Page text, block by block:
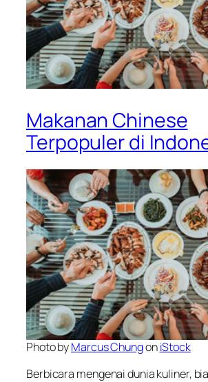
Makanan Chinese
Terpopuler di
Photo byMarcus ChungoniStock
Berbicara mengenai dunia kuliner,